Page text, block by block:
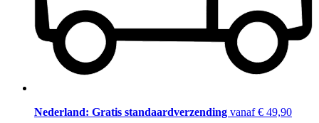
Nederland: Gratis standaardverzending vanaf € 49,90